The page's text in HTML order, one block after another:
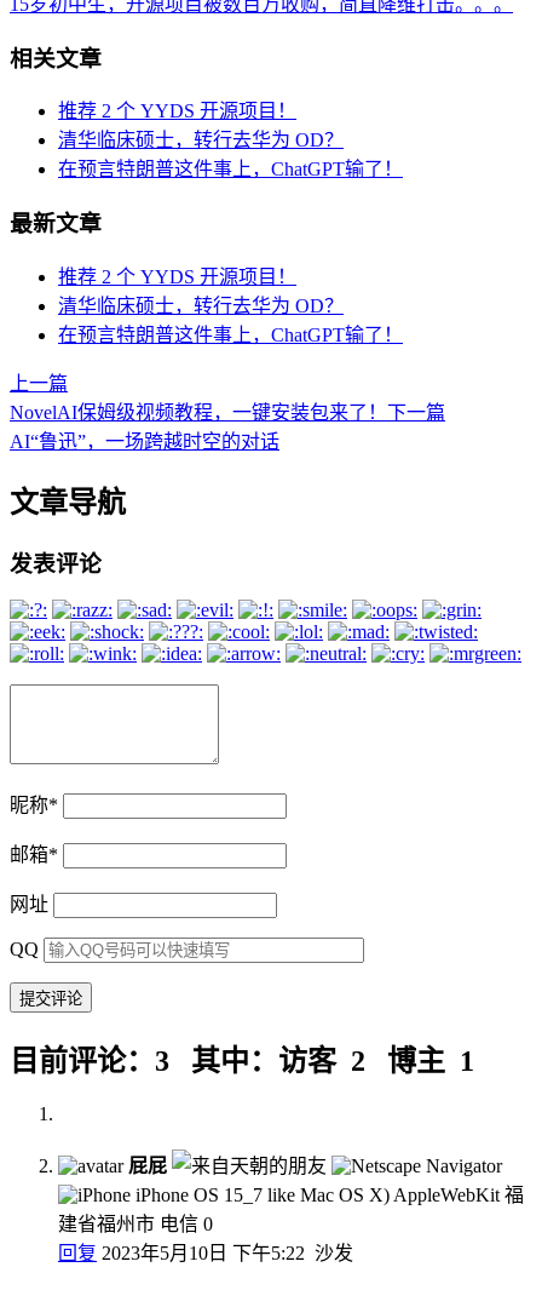
15岁初中生，开源项目被数百万收购，简直降维打击。。。
相关文章
推荐 2 个 YYDS 开源项目！
清华临床硕士，转行去华为 OD？
在预言特朗普这件事上，ChatGPT输了！
最新文章
推荐 2 个 YYDS 开源项目！
清华临床硕士，转行去华为 OD？
在预言特朗普这件事上，ChatGPT输了！
上一篇
NovelAI保姆级视频教程，一键安装包来了！ 下一篇
AI“鲁迅”，一场跨越时空的对话
文章导航
发表评论
昵称*
邮箱*
网址
QQ
目前评论：3 其中：访客 2 博主 1
屁屁
福
建省福州市 电信 0
回复 2023年5月10日 下午5:22 沙发